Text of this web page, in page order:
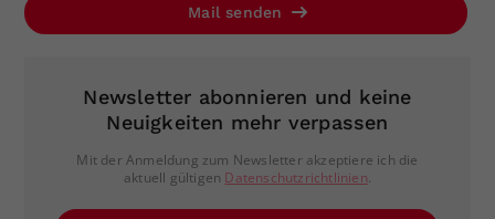
Mail senden
Newsletter abonnieren und keine
Neuigkeiten mehr verpassen
Mit der Anmeldung zum Newsletter akzeptiere ich die
aktuell gültigen Datenschutzrichtlinien.